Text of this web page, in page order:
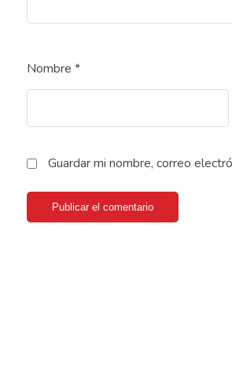
Nombre *
Guardar mi nombre, correo
Publicar el comentario